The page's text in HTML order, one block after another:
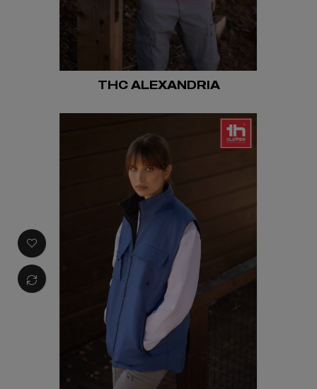
THC ALEXANDRIA